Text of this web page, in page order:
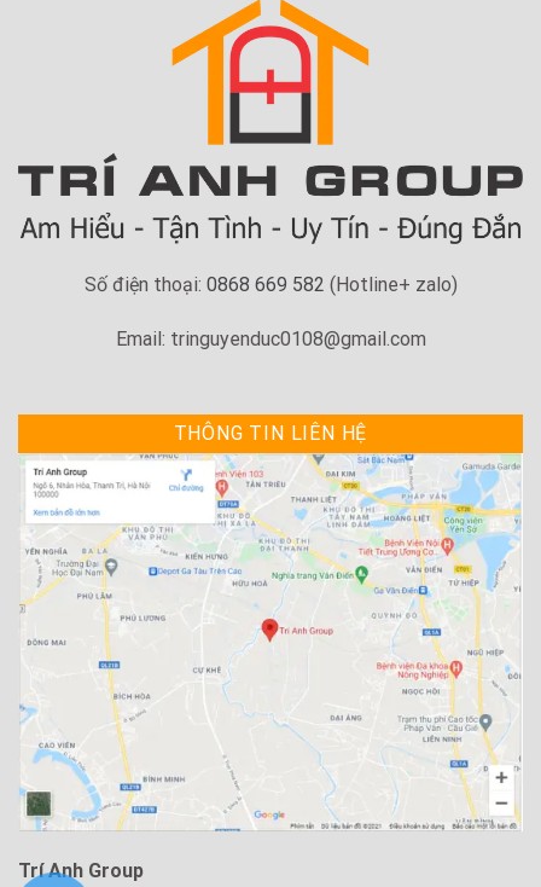
Số điện thoại: 0868 669 582 (Hotline+ zalo)
Email: tringuyenduc0108@gmail.com
THÔNG TIN LIÊN HỆ
Trí Anh Group